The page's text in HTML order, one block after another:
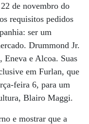
de novembro do
requisitos pedidos
ser um
Drummond Jr.
Eneva e Alcoa. Suas
em Furlan, que
feira 6, para um
Blairo Maggi.
e mostrar que a